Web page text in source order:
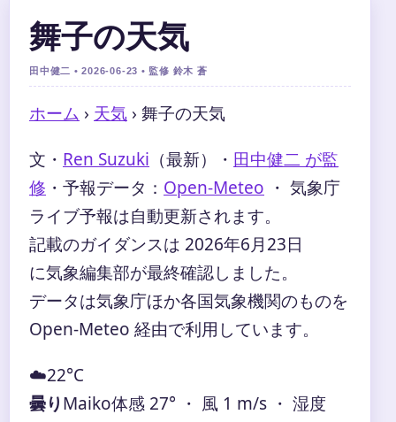
舞子の天気
田中健二 • 2026-06-23 • 監修 鈴木 蒼
ホーム › 天気 › 舞子の天気
文・ Ren Suzuki （最新） ・ 田中健二 が監
修 ・ 予報データ： Open-Meteo ・ 気象庁
ライブ予報は自動更新されます。
記載のガイダンスは 2026年6月23日
に気象編集部が最終確認しました。
データは気象庁ほか各国気象機関のものを
Open-Meteo 経由で利用しています。
☁️22°C
曇りMaiko体感 27° ・ 風 1 m/s ・ 湿度